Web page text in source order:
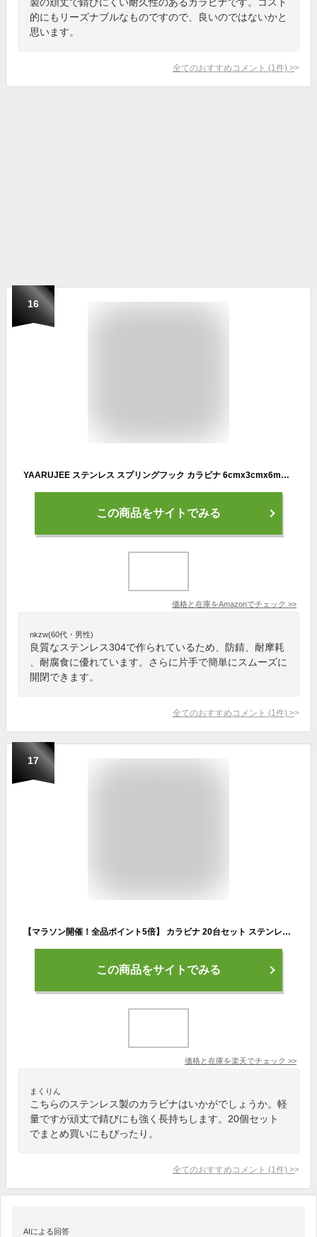
的にもリーズナブルなものですので、良いのではないかと
思います。
全てのおすすめコメント (1 件) >
16
YAARUJEE ステンレス スプリングフック カラビナ 6cmx3cmx6mm 3個入り アウトドア フック 落下防止 ロック式
この商品をサイトでみる
価格と在庫をAmazonでチェック >>
nkzw(60代・男性)
良質なステンレス304で作られているため、防錆、耐摩耗
、耐腐食に優れています。さらに片手で簡単にスムーズに
開閉できます。
全てのおすすめコメント (1 件) >
17
【マラソン開催！全品ポイント5倍】 カラビナ 20台セット ステンレス スプリングフック キーホルダー キャンプギア 多機能カラビナ アウトドア トレッキング 落下防止 20-STEKARA TOKU 送料無料
この商品をサイトでみる
価格と在庫を楽天でチェック >>
まくりん
こちらのステンレス製のカラビナはいかがでしょうか。軽
量ですが頑丈で錆びにも強く長持ちします。20個セット
でまとめ買いにもぴったり。
全てのおすすめコメント (1 件) >
AIによる回答